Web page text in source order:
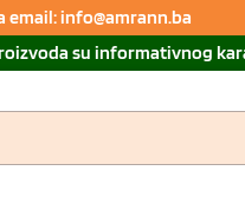
email: info@amrann.ba
su informativnog